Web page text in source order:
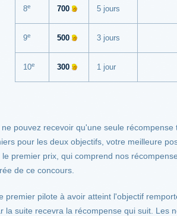
8e 700 5 jours
9e 500 3 jours
10e 300 1 jour
ne pouvez recevoir qu'une seule
pour les deux objectifs, votre meilleure
premier prix, qui comprend nos
de ce concours.
premier pilote à avoir atteint l'objectif
la suite recevra la récompense qui suit. Les